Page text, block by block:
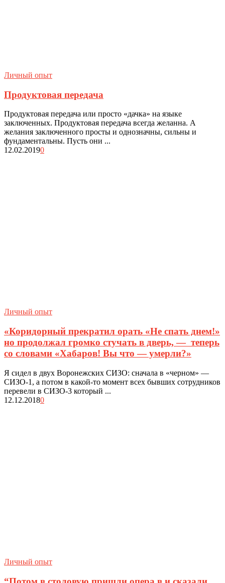
Личный опыт
Продуктовая передача
Продуктовая передача или просто «дачка» на языке
заключенных. Продуктовая передача всегда желанна. А
желания заключенного просты и однозначны, сильны и
фундаментальны. Пусть они ...
12.02.20190
Личный опыт
«Коридорный прекратил орать «Не спать днем!»
но продолжал громко стучать в дверь, — теперь
со словами «Хабаров! Вы что — умерли?»
Я сидел в двух Воронежских СИЗО: сначала в «черном» —
СИЗО-1, а потом в какой-то момент всех бывших сотрудников
перевели в СИЗО-3 который ...
12.12.20180
Личный опыт